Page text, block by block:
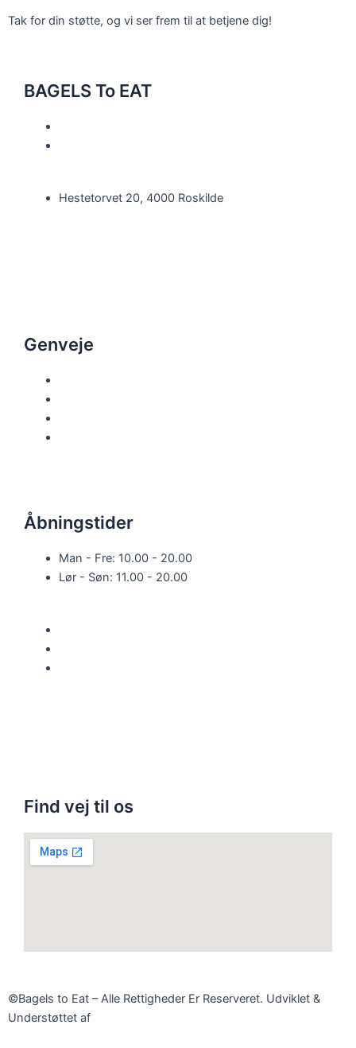
Tak for din støtte, og vi ser frem til at betjene dig!
BAGELS To EAT
Hestetorvet 20, 4000 Roskilde
c
e
b
k
-
f
Genveje
Åbningstider
Man - Fre: 10.00 - 20.00
Lør - Søn: 11.00 - 20.00
Find vej til os
©Bagels to Eat – Alle Rettigheder Er Reserveret. Udviklet &
Understøttet af